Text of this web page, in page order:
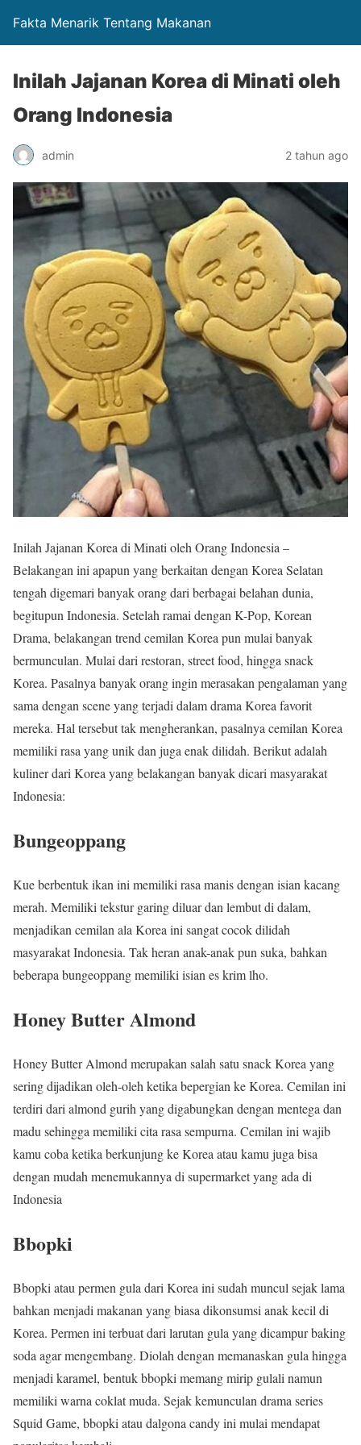
Fakta Menarik Tentang Makanan
Inilah Jajanan Korea di Minati oleh
Orang Indonesia
admin 2 tahun ago
Inilah Jajanan Korea di Minati oleh Orang Indonesia –
Belakangan ini apapun yang berkaitan dengan Korea Selatan
tengah digemari banyak orang dari berbagai belahan dunia,
begitupun Indonesia. Setelah ramai dengan K-Pop, Korean
Drama, belakangan trend cemilan Korea pun mulai banyak
bermunculan. Mulai dari restoran, street food, hingga snack
Korea. Pasalnya banyak orang ingin merasakan pengalaman yang
sama dengan scene yang terjadi dalam drama Korea favorit
mereka. Hal tersebut tak mengherankan, pasalnya cemilan Korea
memiliki rasa yang unik dan juga enak dilidah. Berikut adalah
kuliner dari Korea yang belakangan banyak dicari masyarakat
Indonesia:
Bungeoppang
Kue berbentuk ikan ini memiliki rasa manis dengan isian kacang
merah. Memiliki tekstur garing diluar dan lembut di dalam,
menjadikan cemilan ala Korea ini sangat cocok dilidah
masyarakat Indonesia. Tak heran anak-anak pun suka, bahkan
beberapa bungeoppang memiliki isian es krim lho.
Honey Butter Almond
Honey Butter Almond merupakan salah satu snack Korea yang
sering dijadikan oleh-oleh ketika bepergian ke Korea. Cemilan ini
terdiri dari almond gurih yang digabungkan dengan mentega dan
madu sehingga memiliki cita rasa sempurna. Cemilan ini wajib
kamu coba ketika berkunjung ke Korea atau kamu juga bisa
dengan mudah menemukannya di supermarket yang ada di
Indonesia
Bbopki
Bbopki atau permen gula dari Korea ini sudah muncul sejak lama
bahkan menjadi makanan yang biasa dikonsumsi anak kecil di
Korea. Permen ini terbuat dari larutan gula yang dicampur baking
soda agar mengembang. Diolah dengan memanaskan gula hingga
menjadi karamel, bentuk bbopki memang mirip gulali namun
memiliki warna coklat muda. Sejak kemunculan drama series
Squid Game, bbopki atau dalgona candy ini mulai mendapat